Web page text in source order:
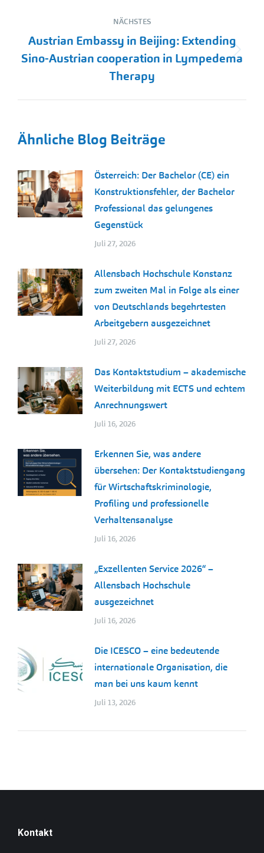
NÄCHSTES
Nächster
Beitrag:
Austrian Embassy in Beijing: Extending
Sino-Austrian cooperation in Lympedema
Therapy
Ähnliche Blog Beiträge
Österreich: Der Bachelor (CE) ein
Konstruktionsfehler, der Bachelor
Professional das gelungenes
Gegenstück
Juli 27, 2026
Allensbach Hochschule Konstanz
zum zweiten Mal in Folge als einer
von Deutschlands begehrtesten
Arbeitgebern ausgezeichnet
Juli 27, 2026
Das Kontaktstudium – akademische
Weiterbildung mit ECTS und echtem
Anrechnungswert
Juli 16, 2026
Erkennen Sie, was andere
übersehen: Der Kontaktstudiengang
für Wirtschaftskriminologie,
Profiling und professionelle
Verhaltensanalyse
Juli 16, 2026
„Exzellenten Service 2026“ –
Allensbach Hochschule
ausgezeichnet
Juli 16, 2026
Die ICESCO – eine bedeutende
internationale Organisation, die
man bei uns kaum kennt
Juli 13, 2026
Kontakt